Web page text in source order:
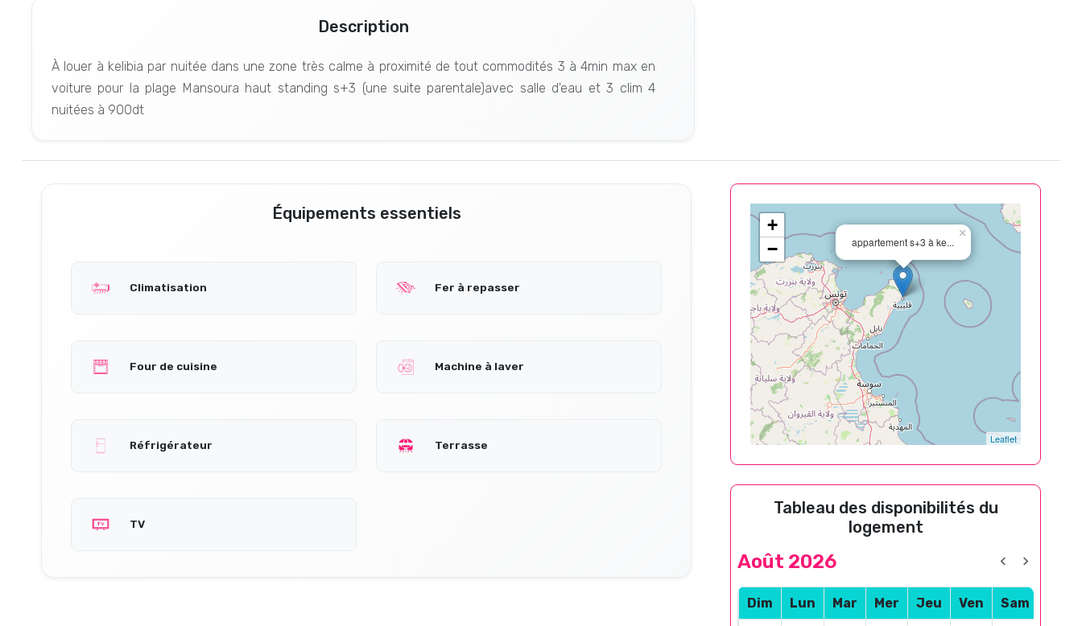
Description
À louer à kelibia par nuitée dans une zone très calme à proximité de tout commodités 3 à 4min max en
voiture pour la plage Mansoura haut standing s+3 (une suite parentale)avec salle d'eau et 3 clim 4
nuitées à 900dt
Équipements essentiels
Climatisation Fer à repasser
Four de cuisine Machine à laver
Réfrigérateur Terrasse
TV
appartement s+3 à ke...
×
+
−
Leaflet
Tableau des disponibilités du
logement
Août 2026
Dim Lun Mar Mer Jeu Ven Sam